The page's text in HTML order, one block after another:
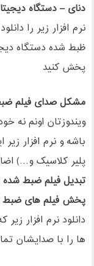
دنای – دستگاه
نرم افزار زیر را
ظبط شده دستگاه
پخش کنید
مشکل صدای فیلم
ویندوزتان اونم نه
باشه و نرم افزار زیر
پلیر کلاسیک و…)
تبدیل فیلم ضبط شده
پخش فیلم های ضبط
دانلود نرم افزار
ها را با صدایشان